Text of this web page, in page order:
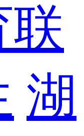
联
湖